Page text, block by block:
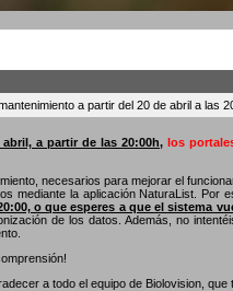
a partir del 20 de abril a las
abril, a partir de las 20:00h,los
necesarios para mejorar el
mediante la aplicación NaturaList. Por
o que esperes a que el sistema
de los datos. Además, no
a todo el equipo de Biolovision,